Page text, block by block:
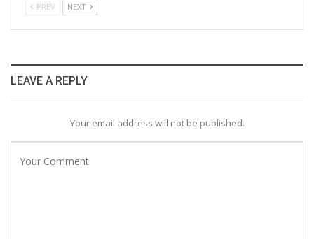
PREV NEXT
LEAVE A REPLY
Your email address will not be published.